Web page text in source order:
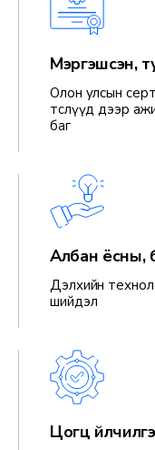
Мэргэшсэн,
Олон улсын
төслүүд дээр
баг
Албан ёсны,
Дэлхийн
шийдэл
Цогц